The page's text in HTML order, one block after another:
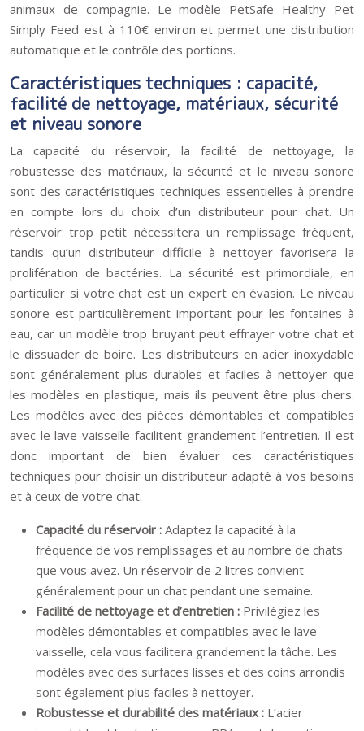
animaux de compagnie. Le modèle PetSafe Healthy Pet
Simply Feed est à 110€ environ et permet une distribution
automatique et le contrôle des portions.
Caractéristiques techniques : capacité,
facilité de nettoyage, matériaux, sécurité
et niveau sonore
La capacité du réservoir, la facilité de nettoyage, la
robustesse des matériaux, la sécurité et le niveau sonore
sont des caractéristiques techniques essentielles à prendre
en compte lors du choix d’un distributeur pour chat. Un
réservoir trop petit nécessitera un remplissage fréquent,
tandis qu’un distributeur difficile à nettoyer favorisera la
prolifération de bactéries. La sécurité est primordiale, en
particulier si votre chat est un expert en évasion. Le niveau
sonore est particulièrement important pour les fontaines à
eau, car un modèle trop bruyant peut effrayer votre chat et
le dissuader de boire. Les distributeurs en acier inoxydable
sont généralement plus durables et faciles à nettoyer que
les modèles en plastique, mais ils peuvent être plus chers.
Les modèles avec des pièces démontables et compatibles
avec le lave-vaisselle facilitent grandement l’entretien. Il est
donc important de bien évaluer ces caractéristiques
techniques pour choisir un distributeur adapté à vos besoins
et à ceux de votre chat.
Capacité du réservoir : Adaptez la capacité à la
fréquence de vos remplissages et au nombre de chats
que vous avez. Un réservoir de 2 litres convient
généralement pour un chat pendant une semaine.
Facilité de nettoyage et d’entretien : Privilégiez les
modèles démontables et compatibles avec le lave-
vaisselle, cela vous facilitera grandement la tâche. Les
modèles avec des surfaces lisses et des coins arrondis
sont également plus faciles à nettoyer.
Robustesse et durabilité des matériaux : L’acier